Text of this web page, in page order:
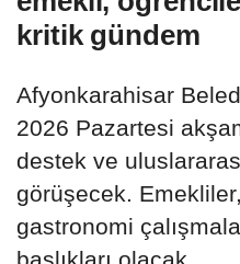
kritik gündem
Afyonkarahisar
2026 Pazartesi
destek ve
görüşecek.
gastronomi
başlıkları olacak.